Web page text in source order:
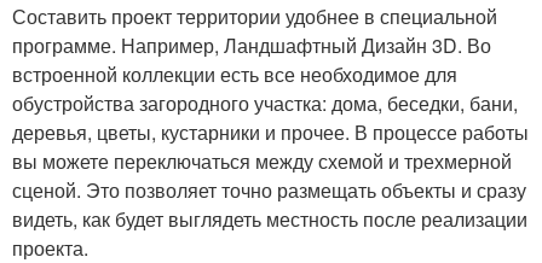
Составить проект территории удобнее в специальной
программе. Например, Ландшафтный Дизайн 3D. Во
встроенной коллекции есть все необходимое для
обустройства загородного участка: дома, беседки, бани,
деревья, цветы, кустарники и прочее. В процессе работы
вы можете переключаться между схемой и трехмерной
сценой. Это позволяет точно размещать объекты и сразу
видеть, как будет выглядеть местность после реализации
проекта.